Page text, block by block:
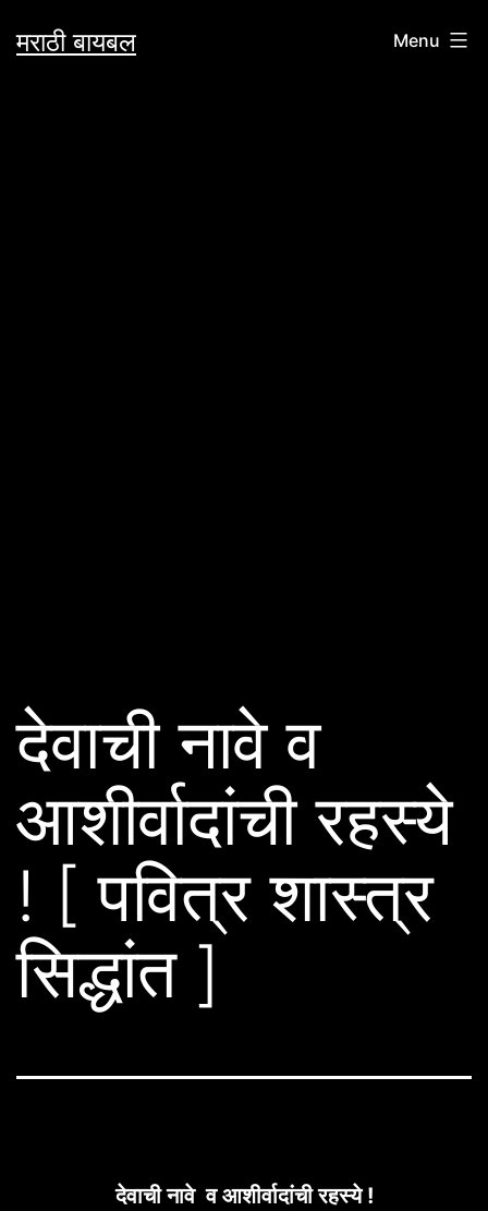
toमराठी बायबल Menu
देवाची नावे व
आशीर्वादांची रहस्ये
! [ पवित्र शास्त्र
सिद्धांत ]
देवाची नावे व आशीर्वादांची रहस्ये !